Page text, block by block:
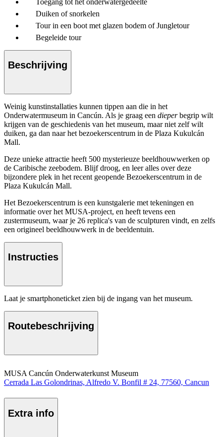
Duiken of snorkelen
Tour in een boot met glazen bodem of Jungletour
Begeleide tour
Beschrijving
Weinig kunstinstallaties kunnen tippen aan die in het
Onderwatermuseum in Cancún. Als je graag een dieperbegrip wilt
krijgen van de geschiedenis van het museum, maar niet zelf wilt
duiken, ga dan naar het bezoekerscentrum in de Plaza Kukulcán
Mall.
Deze unieke attractie heeft 500 mysterieuze beeldhouwwerken op
de Caribische zeebodem. Blijf droog, en leer alles over deze
bijzondere plek in het recent geopende Bezoekerscentrum in de
Plaza Kukulcán Mall.
Het Bezoekerscentrum is een kunstgalerie met tekeningen en
informatie over het MUSA-project, en heeft tevens een
zustermuseum, waar je 26 replica's van de sculpturen vindt, en zelfs
een origineel beeldhouwwerk in de beeldentuin.
Instructies
Laat je smartphoneticket zien bij de ingang van het museum.
Routebeschrijving
MUSA Cancún Onderwaterkunst Museum
Cerrada Las Golondrinas, Alfredo V. Bonfil # 24, 77560, Cancun
Extra info